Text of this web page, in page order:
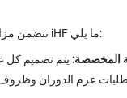
تتضمن مزايا الشراكة مع مجموعة iHF ما يلي:
المخصصة: يتم تصميم كل